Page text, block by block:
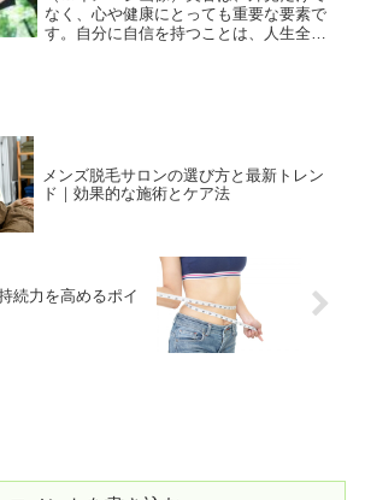
なく、心や健康にとっても重要な要素で
す。自分に自信を持つことは、人生全般
メンズ脱毛サロンの選び方と最新トレン
ド｜効果的な施術とケア法
続力を高めるポイ